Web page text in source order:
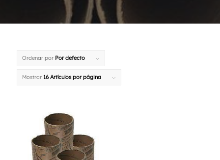
Ordenar por Por defecto
Mostrar 16 Artículos por página